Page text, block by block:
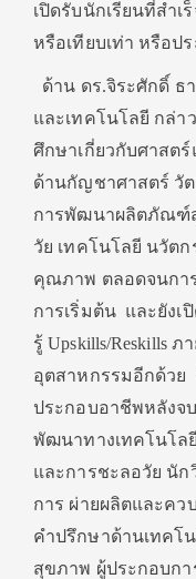
เปิดรับนักเรียนที่สำ
หรือเทียบเท่า หรือ
ด้าน ดร.จิระศักดิ์
และเทคโนโลยี กล่า
ศึกษาเกี่ยวกับศาสต
ด้านกัญชาศาสตร์ วั
การพัฒนาผลิตภัณฑ์สุ
วัย เทคโนโลยี นวัต
คุณภาพ ตลอดจนกา
การเริ่มต้น และยังเ
รู้ Upskills/Reskills
อุตสาหกรรมอีกด้วย
ประกอบอาชีพหลังจ
พัฒนาทางเทคโนโล
และการชะลอวัย นัก
การ ผ่ายผลิตและค
คำปรึกษาด้านเทค
สุขภาพ ผู้ประกอบก